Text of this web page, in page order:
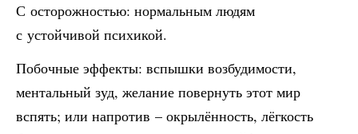
С осторожностью: нормальным людям
с устойчивой психикой.
Побочные эффекты: вспышки возбудимости,
ментальный зуд, желание повернуть этот мир
вспять; или напротив – окрылённость, лёгкость